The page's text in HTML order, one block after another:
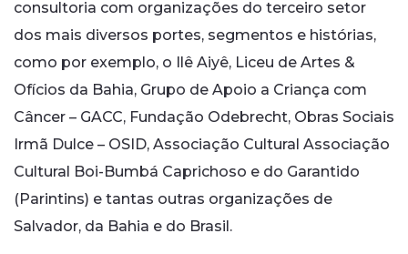
consultoria com organizações do terceiro setor
dos mais diversos portes, segmentos e histórias,
como por exemplo, o Ilê Aiyê, Liceu de Artes &
Ofícios da Bahia, Grupo de Apoio a Criança com
Câncer – GACC, Fundação Odebrecht, Obras Sociais
Irmã Dulce – OSID, Associação Cultural Associação
Cultural Boi-Bumbá Caprichoso e do Garantido
(Parintins) e tantas outras organizações de
Salvador, da Bahia e do Brasil.